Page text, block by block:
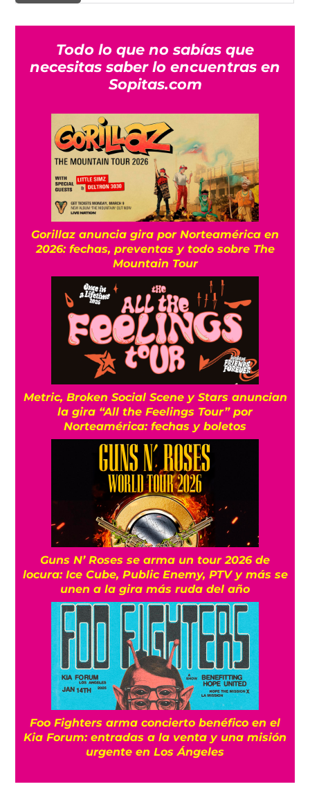
Todo lo que no sabías que
necesitas saber lo encuentras en
Sopitas.com
Gorillaz anuncia gira por Norteamérica en
2026: fechas, preventas y todo sobre The
Mountain Tour
Metric, Broken Social Scene y Stars anuncian
la gira “All the Feelings Tour” por
Norteamérica: fechas y boletos
Guns N’ Roses se arma un tour 2026 de
locura: Ice Cube, Public Enemy, PTV y más se
unen a la gira más ruda del año
Foo Fighters arma concierto benéfico en el
Kia Forum: entradas a la venta y una misión
urgente en Los Ángeles